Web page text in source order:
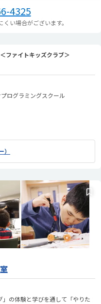
4325
い場合がございます。
ファイトキッズクラブ＞
ログラミングスクール
」の体験と学びを通して「やりた